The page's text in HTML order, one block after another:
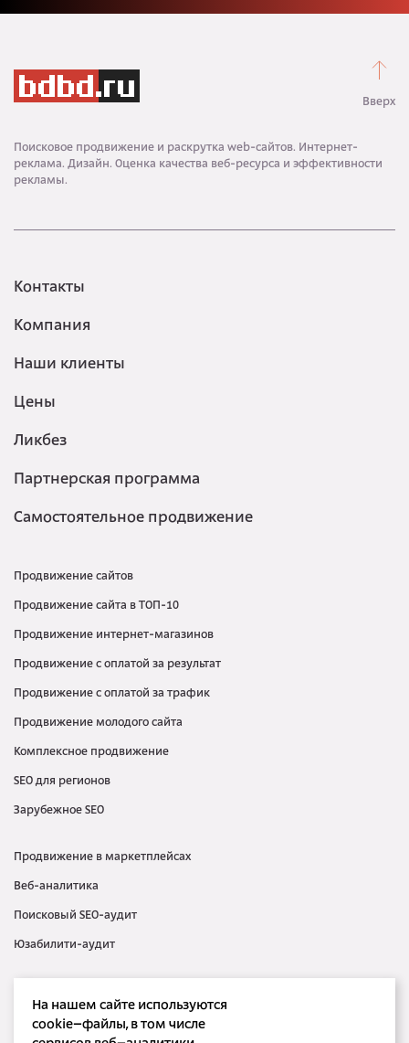
Поисковое продвижение и раскрутка web-сайтов. Интернет-
реклама. Дизайн. Оценка качества веб-ресурса и эффективности
рекламы.
Вверх
Контакты
Компания
Наши клиенты
Цены
Ликбез
Партнерская программа
Самостоятельное продвижение
Продвижение сайтов
Продвижение сайта в ТОП-10
Продвижение интернет-магазинов
Продвижение с оплатой за результат
Продвижение с оплатой за трафик
Продвижение молодого сайта
Комплексное продвижение
SEO для регионов
Зарубежное SEO
Продвижение в маркетплейсах
Веб-аналитика
Поисковый SEO-аудит
Юзабилити-аудит
Медийная реклама
На нашем сайте используются
cookie–файлы, в том числе